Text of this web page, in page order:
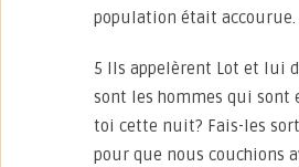
population était accourue.
5 Ils appelèrent Lot et lui
sont les hommes qui sont
toi cette nuit? Fais-les
pour que nous couchions